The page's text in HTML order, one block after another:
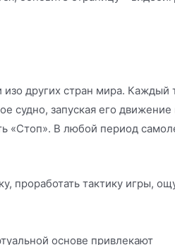
других стран мира. Каждый
судно, запуская его движение
«Стоп». В любой период
проработать тактику игры,
основе привлекают